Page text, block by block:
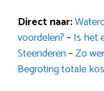
Direct naar:
voordelen?–Is het
Steenderen–Zo
Begroting totale